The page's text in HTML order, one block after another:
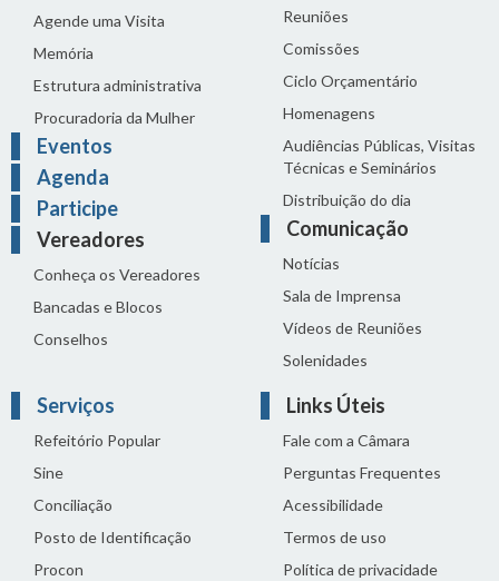
Agende uma Visita
Memória
Estrutura administrativa
Procuradoria da Mulher
Eventos
Agenda
Participe
Vereadores
Conheça os Vereadores
Bancadas e Blocos
Conselhos
Reuniões
Comissões
Ciclo Orçamentário
Homenagens
Audiências Públicas, Visitas
Técnicas e Seminários
Distribuição do dia
Comunicação
Notícias
Sala de Imprensa
Vídeos de Reuniões
Solenidades
Serviços
Refeitório Popular
Sine
Conciliação
Posto de Identificação
Procon
Links Úteis
Fale com a Câmara
Perguntas Frequentes
Acessibilidade
Termos de uso
Política de privacidade